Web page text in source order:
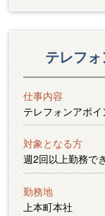
テレフォ
仕事内容
テレフォンアポイ
対象となる方
週2回以上勤務で
勤務地
上本町本社